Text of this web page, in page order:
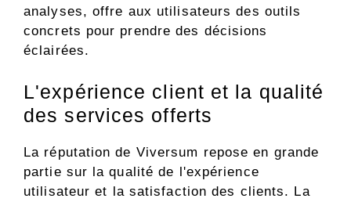
analyses, offre aux utilisateurs des outils
concrets pour prendre des décisions
éclairées.
L'expérience client et la qualité
des services offerts
La réputation de Viversum repose en grande
partie sur la qualité de l'expérience
utilisateur et la satisfaction des clients. La